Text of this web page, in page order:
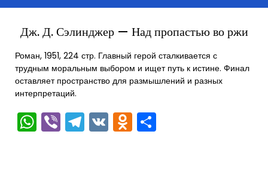
Дж. Д. Сэлинджер — Над пропастью во ржи
Роман, 1951, 224 стр. Главный герой сталкивается с
трудным моральным выбором и ищет путь к истине. Финал
оставляет пространство для размышлений и разных
интерпретаций.
WhatsApp
ViberTelegram
VKOdnoklassniki